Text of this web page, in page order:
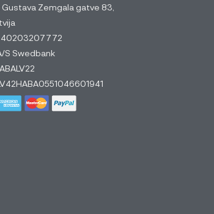
Zemgala gatve 83,
40203207772
S Swedbank